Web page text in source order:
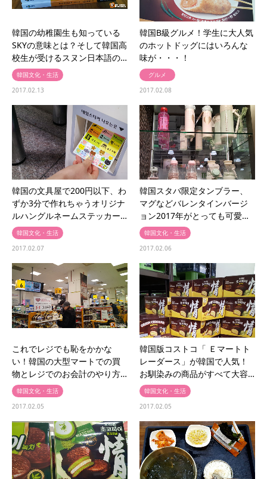
韓国の幼稚園生も知っている
SKYの意味とは？そして韓国高
校生が受けるスヌン日本語の…
韓国文化・生活
2017.02.13
韓国B級グルメ！学生に大人気
のホットドッグにはいろんな
味が・・・！
グルメ
2017.02.08
韓国の文具屋で200円以下、わ
ずか3分で作れちゃうオリジナ
ルハングルネームステッカー…
韓国文化・生活
2017.02.07
韓国スタバ限定タンブラー、
マグなどバレンタインバージ
ョン2017年がとっても可愛…
韓国文化・生活
2017.02.06
これでレジでも恥をかかな
い！韓国の大型マートでの買
物とレジでのお会計のやり方…
韓国文化・生活
2017.02.05
韓国版コストコ「 Ｅマートト
レーダース」が韓国で人気！
お馴染みの商品がすべて大容…
韓国文化・生活
2017.02.05